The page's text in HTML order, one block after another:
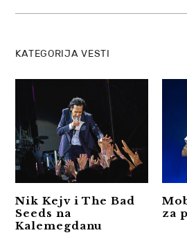
KATEGORIJA VESTI
Nik Kejv i The Bad
Seeds na
Kalemegdanu
za